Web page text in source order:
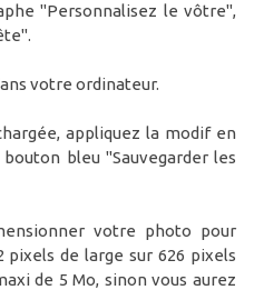
"Personnalisez le vôtre",
votre ordinateur.
appliquez la modif en
bleu "Sauvegarder les
votre photo pour
de large sur 626 pixels
de 5 Mo, sinon vous aurez